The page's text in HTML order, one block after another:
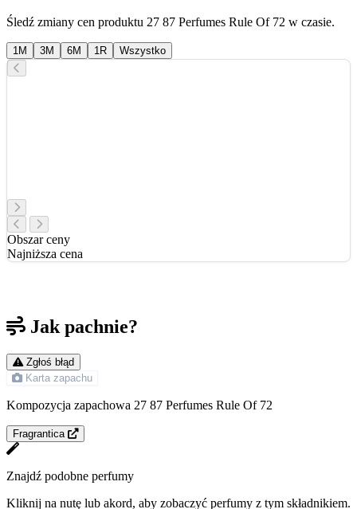
Śledź zmiany cen produktu 27 87 Perfumes Rule Of 72 w czasie.
1M 3M 6M 1R Wszystko
Obszar ceny
Najniższa cena
Jak pachnie?
Zgłoś błąd
Karta zapachu
Kompozycja zapachowa 27 87 Perfumes Rule Of 72
Fragrantica
Znajdź podobne perfumy
Kliknij na nutę lub akord, aby zobaczyć perfumy z tym składnikiem.